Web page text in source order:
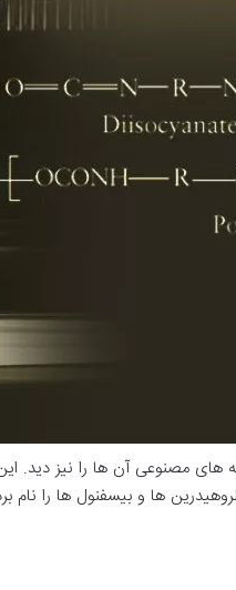
های مصنوعی آن ها را نیز
ها و بیسفنول ها را نام